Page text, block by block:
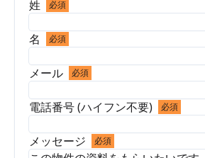
姓 必須
名 必須
メール 必須
電話番号 (ハイフン不要) 必須
メッセージ 必須